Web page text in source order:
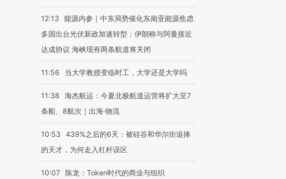
12:13
能源内参｜中东局势催化东南亚能源焦虑
多国出台光伏新政加速转型；伊朗称与阿曼接近
达成协议 海峡现有两条航道将关闭
11:56 当大学教授变临时工，大学还是大学吗
11:38
海杰航运：今夏北极航道运营将扩大至7
条船、8航次｜出海·物流
10:53
439%之后的6天：被硅谷和华尔街追捧
的天才，为何走入杠杆误区
10:07 陈龙：Token时代的商业与组织